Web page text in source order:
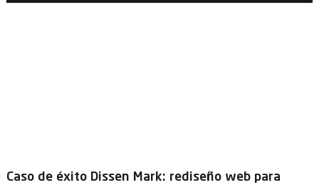
Caso de éxito Dissen Mark: rediseño web para